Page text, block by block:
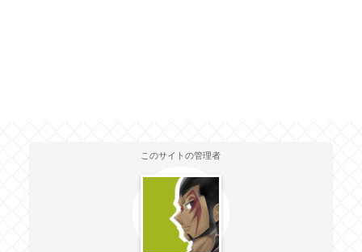
このサイトの管理者